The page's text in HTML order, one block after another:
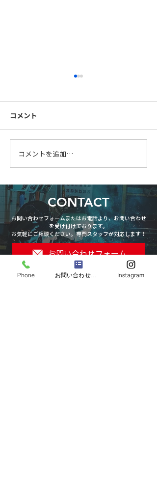
柱を大組中です
コメント
コメントを追加…
CONTACT
お問い合わせフォームまたはお電話より、お問い合わせ
を受け付けております。
お気軽にご相談ください。専門スタッフが対応します！
お問い合わせフォーム
LINEでお問い合わせ
Phone お問い合わせフォーム Instagram